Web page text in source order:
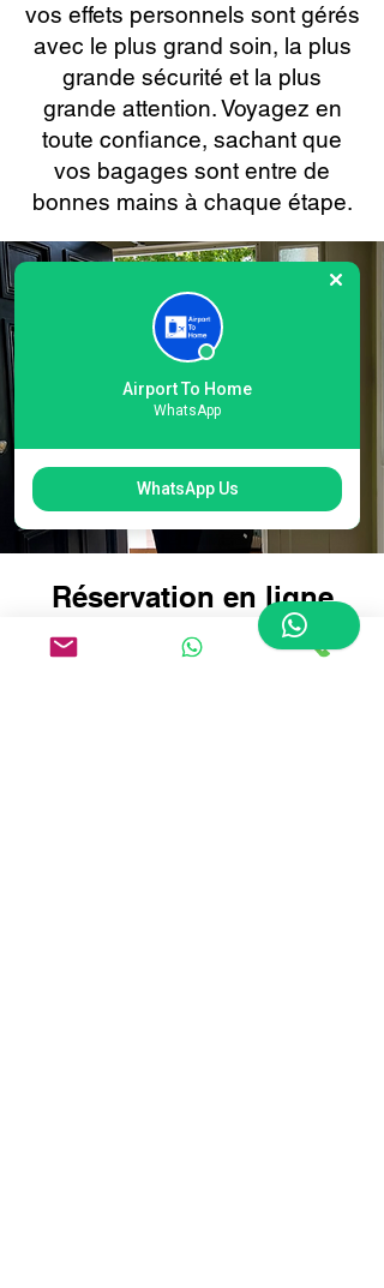
vos effets personnels sont gérés
avec le plus grand soin, la plus
grande sécurité et la plus
grande attention. Voyagez en
toute confiance, sachant que
vos bagages sont entre de
bonnes mains à chaque étape.
Réservation en ligne
facile pour la livraison
Airport To Home
WhatsApp
WhatsApp Us